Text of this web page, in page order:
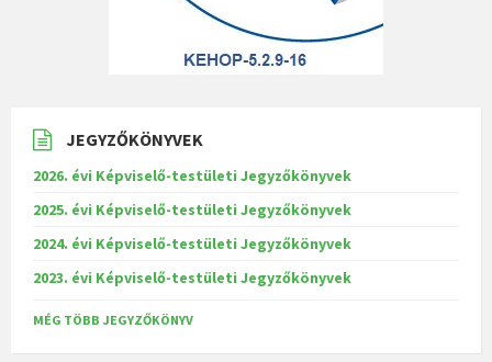
JEGYZŐKÖNYVEK
2026. évi Képviselő-testületi Jegyzőkönyvek
2025. évi Képviselő-testületi Jegyzőkönyvek
2024. évi Képviselő-testületi Jegyzőkönyvek
2023. évi Képviselő-testületi Jegyzőkönyvek
MÉG TÖBB JEGYZŐKÖNYV